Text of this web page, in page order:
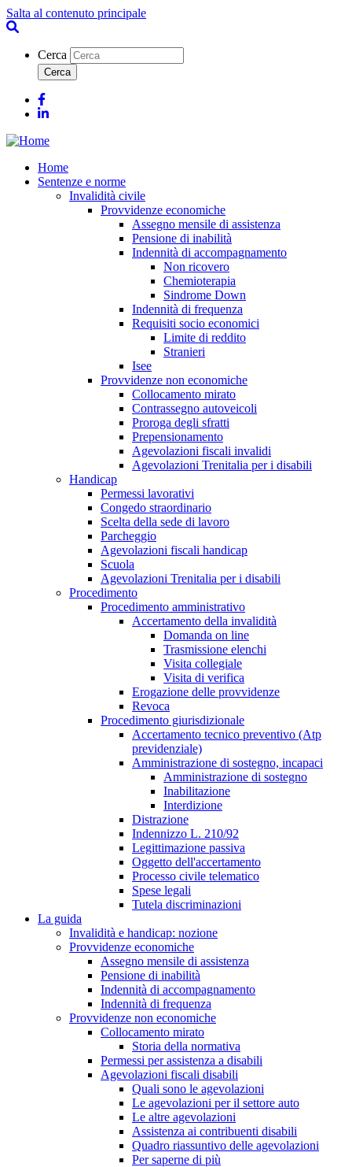
Salta al contenuto principale
Cerca
Facebook
Linkedin
Home
Sentenze e norme
Invalidità civile
Provvidenze economiche
Assegno mensile di assistenza
Pensione di inabilità
Indennità di accompagnamento
Non ricovero
Chemioterapia
Sindrome Down
Indennità di frequenza
Requisiti socio economici
Limite di reddito
Stranieri
Isee
Provvidenze non economiche
Collocamento mirato
Contrassegno autoveicoli
Proroga degli sfratti
Prepensionamento
Agevolazioni fiscali invalidi
Agevolazioni Trenitalia per i disabili
Handicap
Permessi lavorativi
Congedo straordinario
Scelta della sede di lavoro
Parcheggio
Agevolazioni fiscali handicap
Scuola
Agevolazioni Trenitalia per i disabili
Procedimento
Procedimento amministrativo
Accertamento della invalidità
Domanda on line
Trasmissione elenchi
Visita collegiale
Visita di verifica
Erogazione delle provvidenze
Revoca
Procedimento giurisdizionale
Accertamento tecnico preventivo (Atp
previdenziale)
Amministrazione di sostegno, incapaci
Amministrazione di sostegno
Inabilitazione
Interdizione
Distrazione
Indennizzo L. 210/92
Legittimazione passiva
Oggetto dell'accertamento
Processo civile telematico
Spese legali
Tutela discriminazioni
La guida
Invalidità e handicap: nozione
Provvidenze economiche
Assegno mensile di assistenza
Pensione di inabilità
Indennità di accompagnamento
Indennità di frequenza
Provvidenze non economiche
Collocamento mirato
Storia della normativa
Permessi per assistenza a disabili
Agevolazioni fiscali disabili
Quali sono le agevolazioni
Le agevolazioni per il settore auto
Le altre agevolazioni
Assistenza ai contribuenti disabili
Quadro riassuntivo delle agevolazioni
Per saperne di più